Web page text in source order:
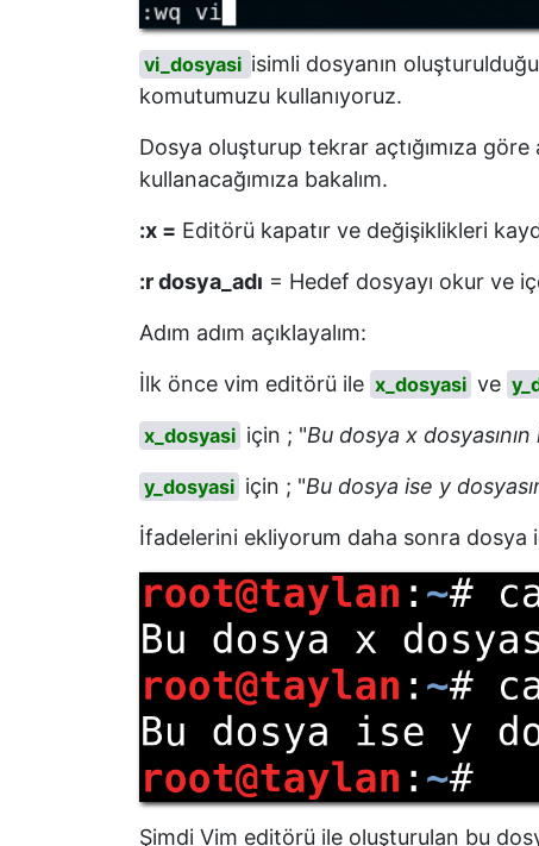
vi_dosyasi isimli dosyanın
komutumuzu kullanıyoruz.
Dosya oluşturup tekrar açtığımıza
kullanacağımıza bakalım.
:x = Editörü kapatır ve değişiklikleri
:r dosya_adı = Hedef dosyayı okur ve
Adım adım açıklayalım:
İlk önce vim editörü ile x_dosyasi ve
x_dosyasi için ; "Bu dosya x
y_dosyasi için ; "Bu dosya ise y
İfadelerini ekliyorum daha sonra dosya
Şimdi Vim editörü ile oluşturulan bu